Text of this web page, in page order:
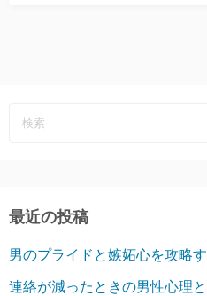
最近の投稿
男のプライドと嫉妬心を攻略
連絡が減ったときの男性心理